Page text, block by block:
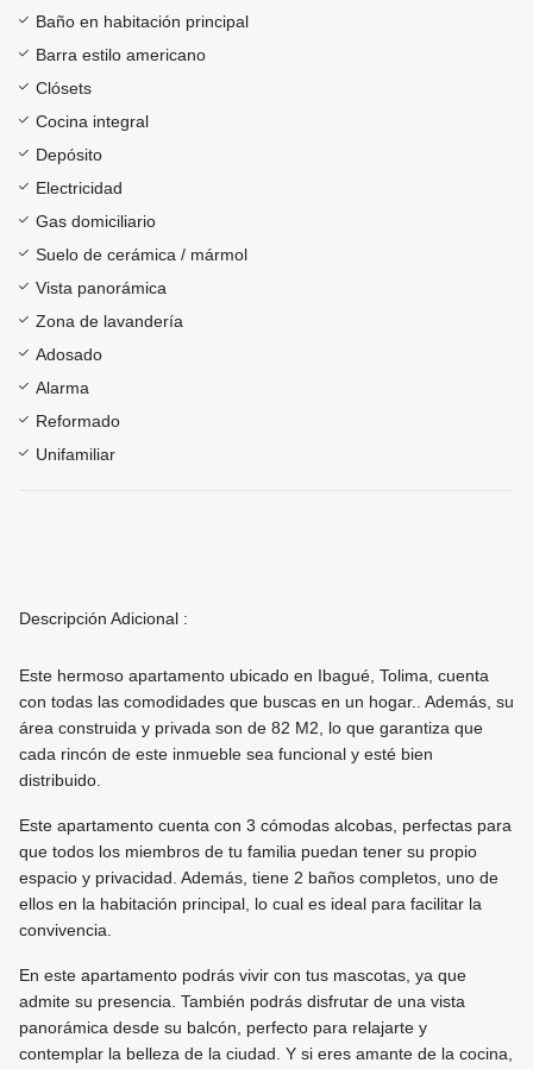
Baño en habitación principal
Barra estilo americano
Clósets
Cocina integral
Depósito
Electricidad
Gas domiciliario
Suelo de cerámica / mármol
Vista panorámica
Zona de lavandería
Adosado
Alarma
Reformado
Unifamiliar
Descripción Adicional :
Este hermoso apartamento ubicado en Ibagué, Tolima, cuenta
con todas las comodidades que buscas en un hogar.. Además, su
área construida y privada son de 82 M2, lo que garantiza que
cada rincón de este inmueble sea funcional y esté bien
distribuido.
Este apartamento cuenta con 3 cómodas alcobas, perfectas para
que todos los miembros de tu familia puedan tener su propio
espacio y privacidad. Además, tiene 2 baños completos, uno de
ellos en la habitación principal, lo cual es ideal para facilitar la
convivencia.
En este apartamento podrás vivir con tus mascotas, ya que
admite su presencia. También podrás disfrutar de una vista
panorámica desde su balcón, perfecto para relajarte y
contemplar la belleza de la ciudad. Y si eres amante de la cocina,